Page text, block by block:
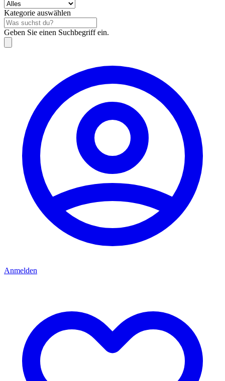
Kategorie auswählen
Geben Sie einen Suchbegriff ein.
Anmelden